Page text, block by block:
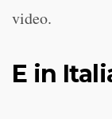
video.
E in